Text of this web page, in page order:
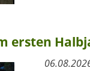
ersten